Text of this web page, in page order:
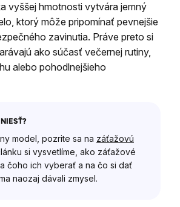
vyššej hmotnosti vytvára jemný
ktorý môže pripomínať pevnejšie
zavinutia. Práve preto si
ako súčasť večernej rutiny,
alebo pohodlnejšieho
model, pozrite sa na záťažovú
si vysvetlíme, ako záťažové
čoho ich vyberať a na čo si dať
naozaj dávali zmysel.